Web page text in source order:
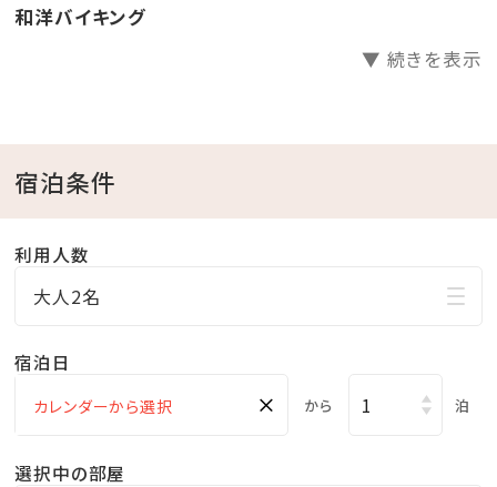
地元の食材を使った数多くのメニューをそろえておりま
すので、和食・洋食・沖縄料理をお楽しみ頂けますよ！
■食事内容についてのご案内
下記の特定日につきましては、夕食の提供方法が日程
により異なります。
提供内容の変更はできかねますので、あらかじめご了承
事前にご確認のうえ、ご予約ください。
夏休み：7月17日～8月23日
和洋バイキング
▼ 続きを表示
宿泊条件
利用人数
大人2名
宿泊日
× から 泊
選択中の部屋